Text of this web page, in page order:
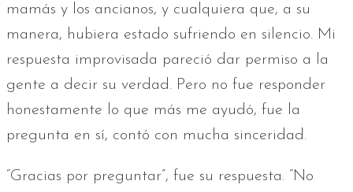
mamás y los ancianos, y cualquiera que, a su
manera, hubiera estado sufriendo en silencio. Mi
respuesta improvisada pareció dar permiso a la
gente a decir su verdad. Pero no fue responder
honestamente lo que más me ayudó, fue la
pregunta en sí, contó con mucha sinceridad.
“Gracias por preguntar”, fue su respuesta. “No